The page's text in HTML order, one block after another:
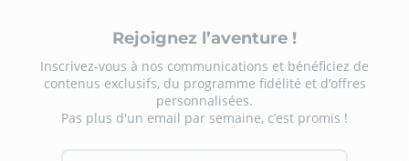
Rejoignez l’aventure !
Inscrivez-vous à nos communications et bénéficiez de
contenus exclusifs, du programme fidélité et d’offres
personnalisées.
Pas plus d'un email par semaine, c’est promis !